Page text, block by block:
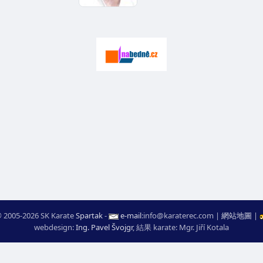
2026 SK KarateSpartak- e-mail:moc.ceretarak@ofni | 網站地圖 |
webdesign:Ing. Pavel Švojgr,結果 karate: Mgr. Jiří Kotala